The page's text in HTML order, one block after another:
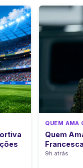
QUEM AMA
Quem
9h atrás